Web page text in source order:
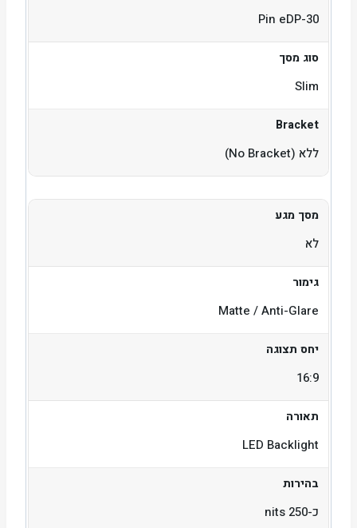
30-Pin eDP
סוג מסך
Slim
Bracket
ללא (No Bracket)
מסך מגע
לא
גימור
Matte / Anti-Glare
יחס תצוגה
16:9
תאורה
LED Backlight
בהירות
כ-250 nits